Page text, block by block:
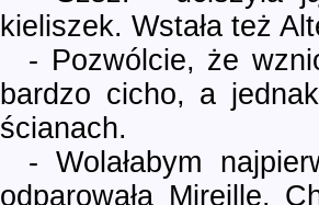
kieliszek. Wstała też
- Pozwólcie, że
bardzo cicho, a
ścianach.
- Wolałabym
odparowała Mireille.